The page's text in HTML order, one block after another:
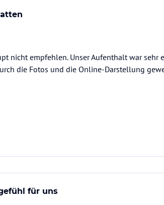
nicht empfehlen. Unser Aufenthalt war sehr
die Fotos und die Online-Darstellung
Zimmer in einer höheren Etage
für uns